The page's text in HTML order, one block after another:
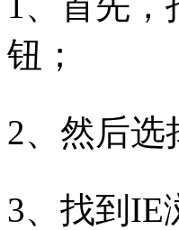
钮；
2、然后选
3、找到IE